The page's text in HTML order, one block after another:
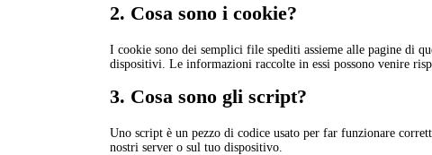
2. Cosa sono i cookie?
I cookie sono dei semplici file spediti assieme alle pagine di
dispositivi. Le informazioni raccolte in essi possono venire
3. Cosa sono gli script?
Uno script è un pezzo di codice usato per far funzionare
nostri server o sul tuo dispositivo.